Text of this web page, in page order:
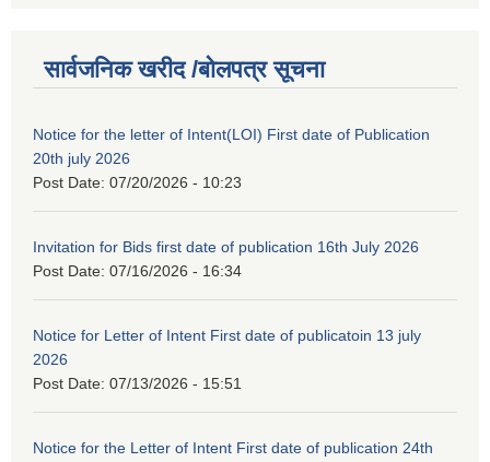
सार्वजनिक खरीद /बोलपत्र सूचना
Notice for the letter of Intent(LOI) First date of Publication
20th july 2026
Post Date: 07/20/2026 - 10:23
Invitation for Bids first date of publication 16th July 2026
Post Date: 07/16/2026 - 16:34
Notice for Letter of Intent First date of publicatoin 13 july
2026
Post Date: 07/13/2026 - 15:51
Notice for the Letter of Intent First date of publication 24th